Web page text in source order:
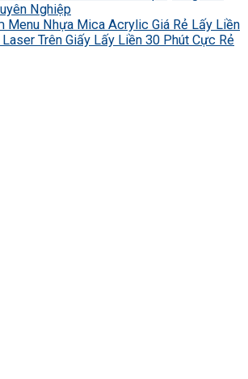
Nghiệp
Menu Nhựa Mica Acrylic Giá Rẻ Lấy Liền
Laser Trên Giấy Lấy Liền 30 Phút Cực Rẻ